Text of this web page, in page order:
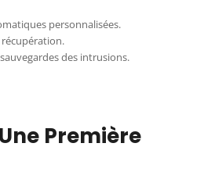
personnalisées.
des intrusions.
Première